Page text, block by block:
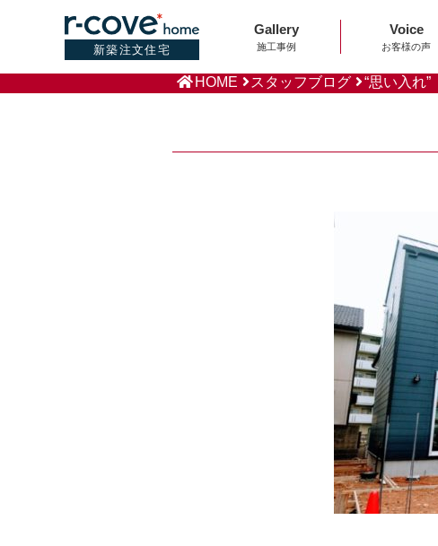
新築注文住宅
Gallery
施工事例
Voice
お客様の声
HOME スタッフブログ “思い入れ”